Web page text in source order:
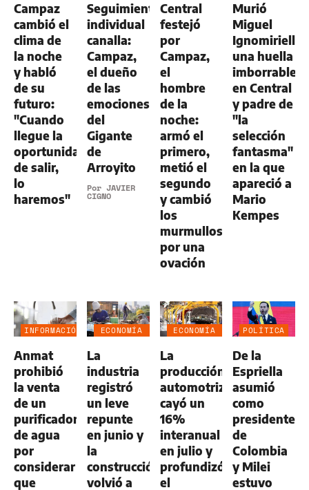
Campaz
cambió el
clima de
la noche
y habló
de su
futuro:
"Cuando
llegue la
oportunidad
de salir,
lo
haremos"
ALDOSIVI
1
Seguimiento
individual
canalla:
Campaz,
el dueño
de las
emociones
del
Gigante
de
Arroyito
Por JAVIER
CIGNO
Central
festejó
por
Campaz,
el
hombre
de la
noche:
armó el
primero,
metió el
segundo
y cambió
los
murmullos
por una
ovación
Murió
Miguel
Ignomiriello:
una huella
imborrable
en Central
y padre de
"la
selección
fantasma"
en la que
apareció a
Mario
Kempes
INFORMACIÓN
Anmat
prohibió
la venta
de un
purificador
de agua
por
considerar
que
ECONOMÍA
La
industria
registró
un leve
repunte
en junio y
la
construcción
volvió a
ECONOMÍA
La
producción
automotriz
cayó un
16%
interanual
en julio y
profundizó
el
POLÍTICA
De la
Espriella
asumió
como
presidente
de
Colombia
y Milei
estuvo